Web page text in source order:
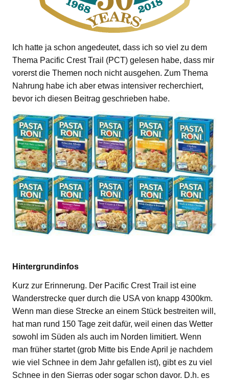
Ich hatte ja schon angedeutet, dass ich so viel zu dem
Thema Pacific Crest Trail (PCT) gelesen habe, dass mir
vorerst die Themen noch nicht ausgehen. Zum Thema
Nahrung habe ich aber etwas intensiver recherchiert,
bevor ich diesen Beitrag geschrieben habe.
Hintergrundinfos
Kurz zur Erinnerung. Der Pacific Crest Trail ist eine
Wanderstrecke quer durch die USA von knapp 4300km.
Wenn man diese Strecke an einem Stück bestreiten will,
hat man rund 150 Tage zeit dafür, weil einen das Wetter
sowohl im Süden als auch im Norden limitiert. Wenn
man früher startet (grob Mitte bis Ende April je nachdem
wie viel Schnee in dem Jahr gefallen ist), gibt es zu viel
Schnee in den Sierras oder sogar schon davor. D.h. es